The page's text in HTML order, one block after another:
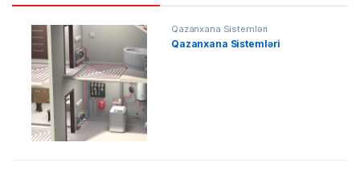
Qazanxana Sistemləri
Qazanxana Sistemləri